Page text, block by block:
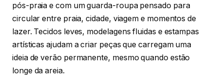
pós-praia e com um guarda-roupa pensado para
circular entre praia, cidade, viagem e momentos de
lazer. Tecidos leves, modelagens fluidas e estampas
artísticas ajudam a criar peças que carregam uma
ideia de verão permanente, mesmo quando estão
longe da areia.